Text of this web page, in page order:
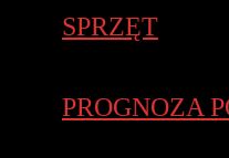
SPRZĘT
PROGNOZA